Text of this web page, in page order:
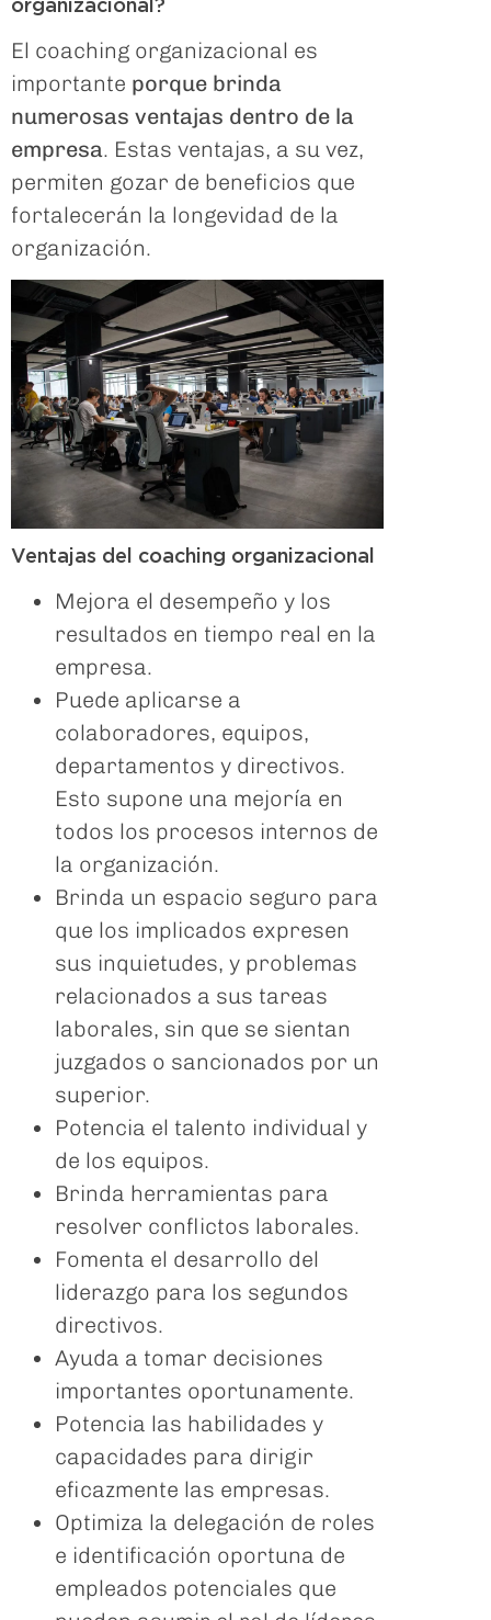
El coaching organizacional es
importante porque brinda
numerosas ventajas dentro de la
empresa. Estas ventajas, a su vez,
permiten gozar de beneficios que
fortalecerán la longevidad de la
organización.
Ventajas del coaching organizacional
Mejora el desempeño y los
resultados en tiempo real en la
empresa.
Puede aplicarse a
colaboradores, equipos,
departamentos y directivos.
Esto supone una mejoría en
todos los procesos internos de
la organización.
Brinda un espacio seguro para
que los implicados expresen
sus inquietudes, y problemas
relacionados a sus tareas
laborales, sin que se sientan
juzgados o sancionados por un
superior.
Potencia el talento individual y
de los equipos.
Brinda herramientas para
resolver conflictos laborales.
Fomenta el desarrollo del
liderazgo para los segundos
directivos.
Ayuda a tomar decisiones
importantes oportunamente.
Potencia las habilidades y
capacidades para dirigir
eficazmente las empresas.
Optimiza la delegación de roles
e identificación oportuna de
empleados potenciales que